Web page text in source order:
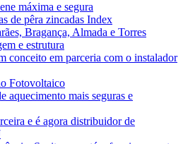
máxima e segura
de pêra zincadas Index
Bragança, Almada e Torres
e estrutura
conceito em parceria com o instalador
Fotovoltaico
aquecimento mais seguras e
e é agora distribuidor de